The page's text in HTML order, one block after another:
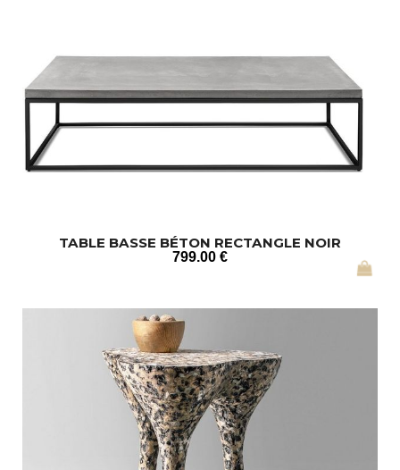
TABLE BASSE BÉTON RECTANGLE NOIR
799.00 €